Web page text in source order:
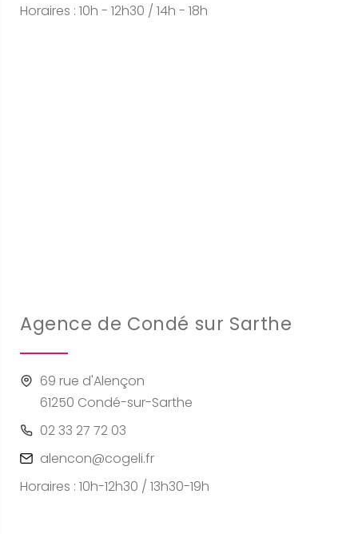
Horaires : 10h - 12h30 / 14h - 18h
Agence de Condé sur Sarthe
69 rue d'Alençon
61250 Condé-sur-Sarthe
02 33 27 72 03
alencon@cogeli.fr
Horaires : 10h-12h30 / 13h30-19h